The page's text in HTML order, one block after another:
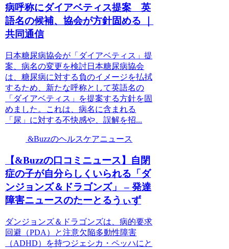
病呼称にダイアベティス提案 英
語名の候補、協会が方針固める ｜
共同通信
日本糖尿病協会が「ダイアベティス」提
案、病名の変更を検討日本糖尿病協会
は、糖尿病に対する負のイメージを払拭
するため、新たな呼称として英語名の
「ダイアベティス」を提案する方針を固
めました。これは、病名に含まれる
「尿」に対する不快感や、誤解を招...
&Buzzのヘルスケアニュース
【&Buzzの口コミニュース】自閉
症の子が自分らしくいられる「ダ
ンジョンズ＆ドラゴンズ」 – 発達
障害ニュースのたーとるうぃず
ダンジョンズ＆ドラゴンズは、病的要求
回避（PDA）と注意欠陥多動性障害
（ADHD）を持つジェシカ・ペッハにと